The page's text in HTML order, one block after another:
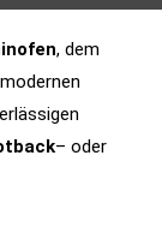
, dem
– oder